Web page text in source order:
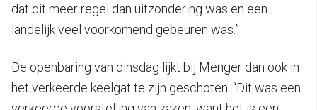
dat dit meer regel dan uitzondering was en een
landelijk veel voorkomend gebeuren was.”
De openbaring van dinsdag lijkt bij Menger dan ook in
het verkeerde keelgat te zijn geschoten: “Dit was een